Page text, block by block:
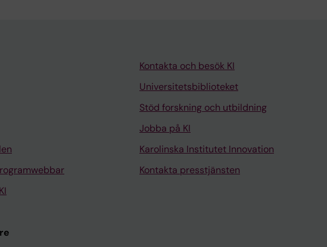
Kontakta och besök KI
Universitetsbiblioteket
Stöd forskning och utbildning
Jobba på KI
Karolinska Institutet Innovation
Kontakta presstjänsten